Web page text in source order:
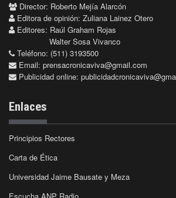
Director: Roberto Mejía Alarcón
Editora de opinión: Zuliana Lainez Otero
Editores: Raúl Graham Rojas
Walter Sosa Vivanco
Teléfono: (511) 3193500
Email: prensacronicaviva@gmail.com
Publicidad online:
Enlaces
Principios Rectores
Carta de Ética
Universidad Jaime Bausate y Meza